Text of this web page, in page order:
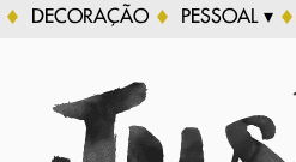
DECORAÇÃO PESSOAL ▾